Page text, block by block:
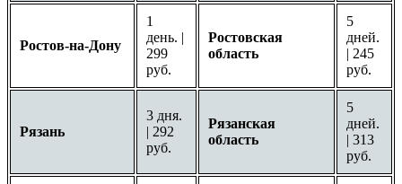
Ростов-на-Дону
1
день. |
299
руб.
Ростовская
область
5
дней.
| 245
руб.
Рязань
3 дня.
| 292
руб.
Рязанская
область
5
дней.
| 313
руб.